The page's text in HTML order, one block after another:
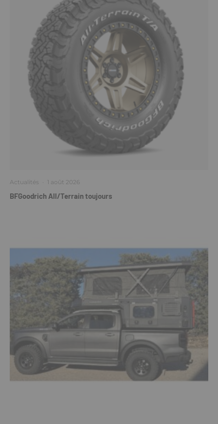
Actualités · 1 août 2026
BFGoodrich All/Terrain toujours